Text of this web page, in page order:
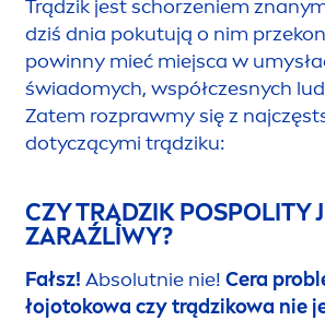
Trądzik jest schorzeniem
dziś dnia pokutują o nim
powinny mieć miejsca w
świadomych, współczesnych
Zatem rozprawmy się z
dotyczącymi trądziku:
CZY TRĄDZIK POSPOLITY
ZARAŹLIWY?
Fałsz! Absolutnie nie! Cera
łojotokowa czy trądzikowa nie